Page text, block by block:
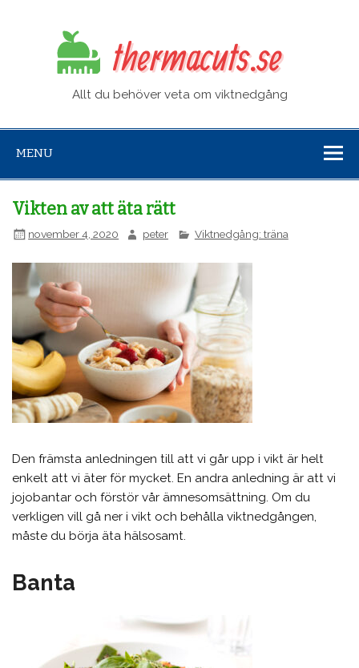
Allt du behöver veta om viktnedgång
MENU
Vikten av att äta rätt
november 4, 2020 peter Viktnedgång: träna
Den främsta anledningen till att vi går upp i vikt är helt
enkelt att vi äter för mycket. En andra anledning är att vi
jojobantar och förstör vår ämnesomsättning. Om du
verkligen vill gå ner i vikt och behålla viktnedgången,
måste du börja äta hälsosamt.
Banta